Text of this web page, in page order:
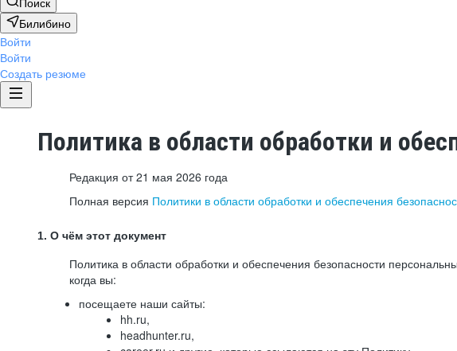
Билибино
Войти
Войти
Создать резюме
Политика в области обработки и
Редакция от 21 мая 2026 года
Полная версия Политики в области обработки и обеспечения
1. О чём этот документ
Политика в области обработки и обеспечения безопасности
когда вы:
посещаете наши сайты:
hh.ru,
headhunter.ru,